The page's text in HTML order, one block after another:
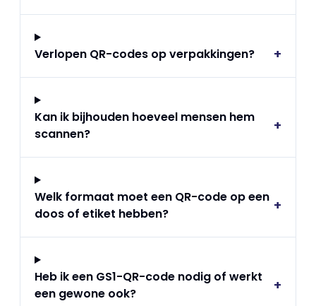
Verlopen QR-codes op verpakkingen? +
Kan ik bijhouden hoeveel mensen hem
scannen?
+
Welk formaat moet een QR-code op een
doos of etiket hebben?
+
Heb ik een GS1-QR-code nodig of werkt
een gewone ook?
+